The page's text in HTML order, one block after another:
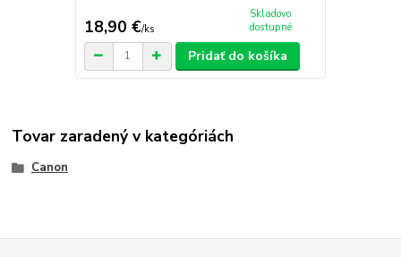
18,90 €/ks
Skladovo
dostupné
Pridať do košíka
Tovar zaradený v kategóriách
Canon